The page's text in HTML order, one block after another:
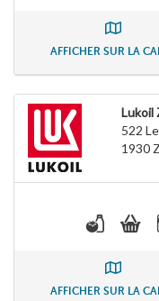
AFFICHER SUR LA
Lukoil
522
1930
AFFICHER SUR LA